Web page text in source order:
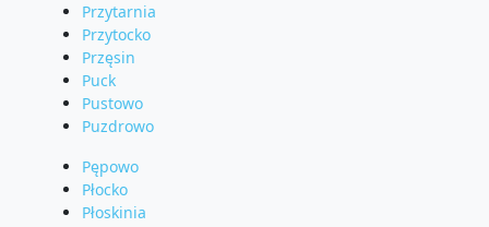
Przytarnia
Przytocko
Przęsin
Puck
Pustowo
Puzdrowo
Pępowo
Płocko
Płoskinia